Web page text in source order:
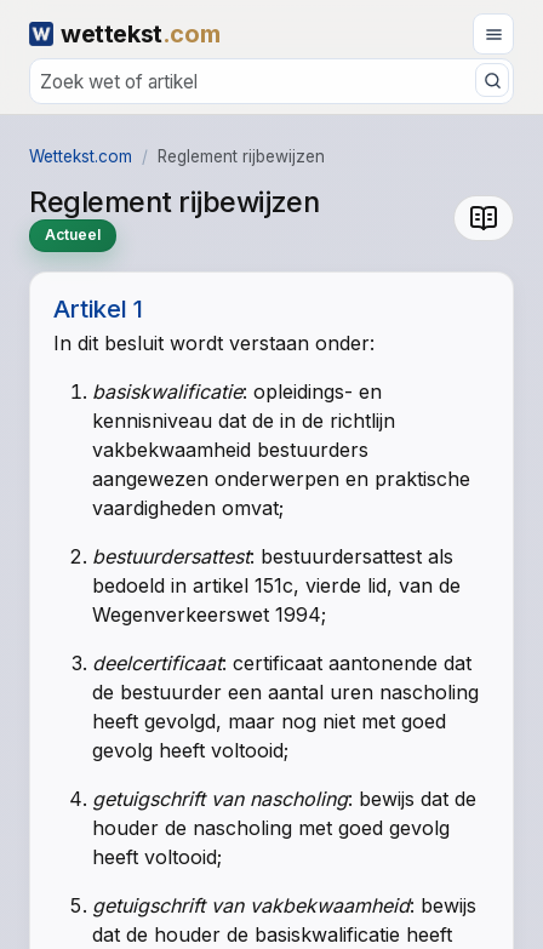
wettekst.com
Wettekst.com Reglement rijbewijzen
Reglement rijbewijzen
Actueel
Artikel 1
In dit besluit wordt verstaan onder:
basiskwalificatie: opleidings- en
kennisniveau dat de in de richtlijn
vakbekwaamheid bestuurders
aangewezen onderwerpen en praktische
vaardigheden omvat;
bestuurdersattest: bestuurdersattest als
bedoeld inartikel 151c, vierde lid, van de
Wegenverkeerswet 1994;
deelcertificaat: certificaat aantonende dat
de bestuurder een aantal uren nascholing
heeft gevolgd, maar nog niet met goed
gevolg heeft voltooid;
getuigschrift van nascholing: bewijs dat de
houder de nascholing met goed gevolg
heeft voltooid;
getuigschrift van vakbekwaamheid: bewijs
dat de houder de basiskwalificatie heeft